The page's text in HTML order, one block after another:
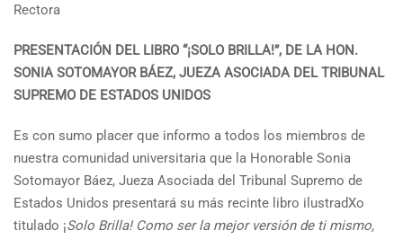
Rectora
PRESENTACIÓN DEL LIBRO “¡SOLO BRILLA!”, DE LA HON.
SONIA SOTOMAYOR BÁEZ, JUEZA ASOCIADA DEL TRIBUNAL
SUPREMO DE ESTADOS UNIDOS
Es con sumo placer que informo a todos los miembros de
nuestra comunidad universitaria que la Honorable Sonia
Sotomayor Báez, Jueza Asociada del Tribunal Supremo de
Estados Unidos presentará su más recinte libro ilustradXo
titulado ¡Solo Brilla! Como ser la mejor versión de ti mismo,